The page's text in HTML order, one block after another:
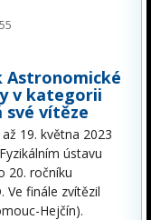
Astronomické
v kategorii
své vítěze
19. května 2023
ústavu
20. ročníku
Ve finále zvítězil
Hejčín).